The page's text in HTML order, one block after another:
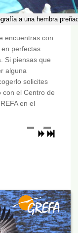
a una hembra
encuentras con
perfectas
Si piensas que
alguna
solicites
con el Centro de
en el